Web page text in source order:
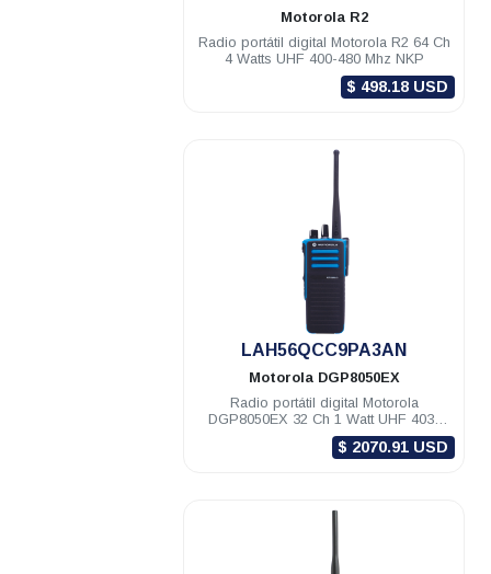
Motorola R2
Radio portátil digital Motorola R2 64 Ch
4 Watts UHF 400-480 Mhz NKP
$ 498.18 USD
LAH56QCC9PA3AN
Motorola DGP8050EX
Radio portátil digital Motorola
DGP8050EX 32 Ch 1 Watt UHF 403-
470 Mhz c/gps NKP EX
$ 2070.91 USD